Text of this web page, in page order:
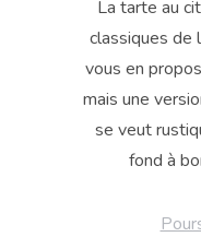
La tarte au
classiques de
vous en
mais une
se veut
fond à